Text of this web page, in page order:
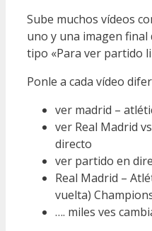
Sube muchos vídeos
uno y una imagen final
tipo «Para ver partido
Ponle a cada vídeo
ver madrid –
ver Real Madrid
directo
ver partido en
Real Madrid –
vuelta)
…. miles ves